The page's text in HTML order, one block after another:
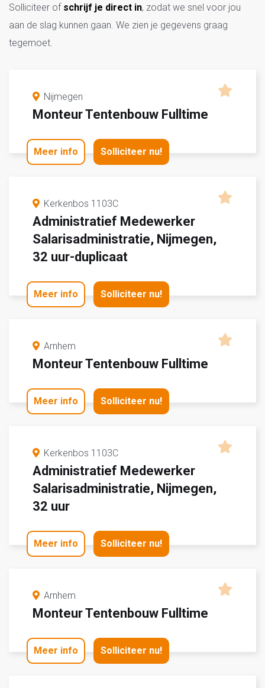
Solliciteer of schrijf je direct in, zodat we snel voor jou
aan de slag kunnen gaan. We zien je gegevens graag
tegemoet.
Nijmegen
Monteur Tentenbouw Fulltime
Meer info Solliciteer nu!
Kerkenbos 1103C
Administratief Medewerker
Salarisadministratie, Nijmegen,
32 uur-duplicaat
Meer info Solliciteer nu!
Arnhem
Monteur Tentenbouw Fulltime
Meer info Solliciteer nu!
Kerkenbos 1103C
Administratief Medewerker
Salarisadministratie, Nijmegen,
32 uur
Meer info Solliciteer nu!
Arnhem
Monteur Tentenbouw Fulltime
Meer info Solliciteer nu!